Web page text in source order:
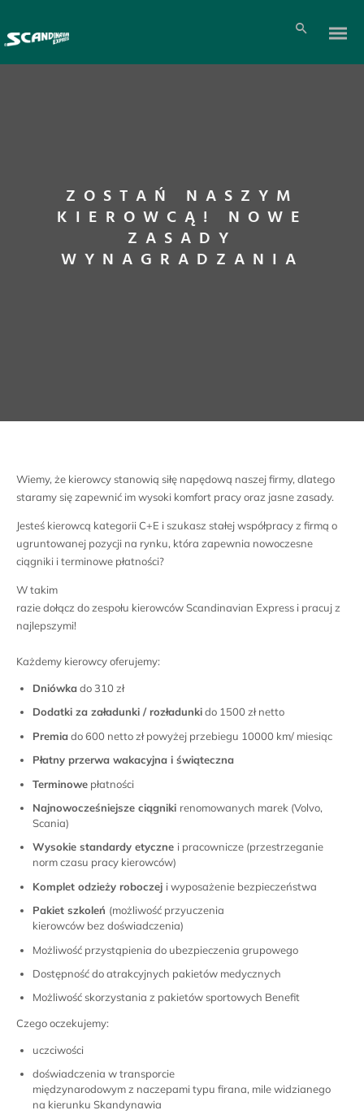
ZOSTAŃ NASZYM
KIEROWCĄ! NOWE
ZASADY
WYNAGRADZANIA
Wiemy, że kierowcy stanowią siłę napędową naszej firmy, dlatego
staramy się zapewnić im wysoki komfort pracy oraz jasne zasady.
Jesteś kierowcą kategorii C+E i szukasz stałej współpracy z firmą o
ugruntowanej pozycji na rynku, która zapewnia nowoczesne
ciągniki i terminowe płatności?
W takim
razie dołącz do zespołu kierowców Scandinavian Express i pracuj z
najlepszymi!
Każdemy kierowcy oferujemy:
Dniówkado 310 zł
Dodatki za załadunki / rozładunkido 1500 zł netto
Premiado 600 netto zł powyżej przebiegu 10000 km/ miesiąc
Płatny przerwa wakacyjna i świąteczna
Terminowe płatności
Najnowocześniejsze ciągniki renomowanych marek (Volvo,
Scania)
Wysokie standardy etyczne i pracownicze (przestrzeganie
norm czasu pracy kierowców)
Komplet odzieży roboczej i wyposażenie bezpieczeństwa
Pakiet szkoleń (możliwość przyuczenia
kierowców bez doświadczenia)
Możliwość przystąpienia do ubezpieczenia grupowego
Dostępność do atrakcyjnych pakietów medycznych
Możliwość skorzystania z pakietów sportowych Benefit
Czego oczekujemy:
uczciwości
doświadczenia w transporcie
międzynarodowym z naczepami typu firana, mile widzianego
na kierunku Skandynawia